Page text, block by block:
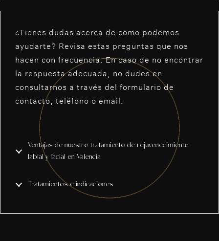
¿Tienes dudas acerca de cómo podemos
ayudarte? Revisa estas preguntas que nos
hacen con frecuencia. En caso de no encontrar
la respuesta adecuada, no dudes en
consultarnos a través del formulario de
contacto, teléfono o email.
Ventajas de nuestro tratamiento de rejuvenecimiento
labial y facial en Valencia
Tratamientos e indicaciones